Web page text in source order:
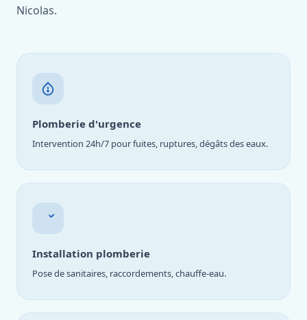
Nicolas.
Plomberie d'urgence
Intervention 24h/7 pour fuites, ruptures, dégâts des eaux.
Installation plomberie
Pose de sanitaires, raccordements, chauffe-eau.